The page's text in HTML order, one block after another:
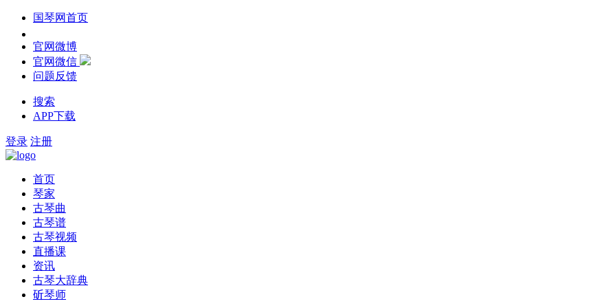
国琴网首页
官网微博
官网微信
问题反馈
搜索
APP下载
登录 注册
首页
琴家
古琴曲
古琴谱
古琴视频
直播课
资讯
古琴大辞典
斫琴师